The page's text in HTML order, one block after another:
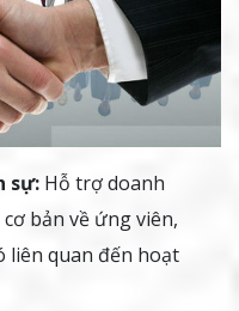
sự: Hỗ trợ doanh
bản về ứng viên,
liên quan đến hoạt